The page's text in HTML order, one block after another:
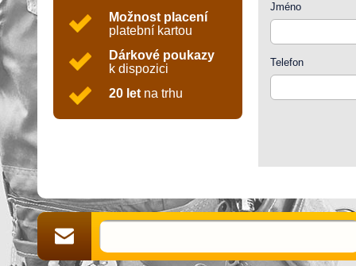
Možnost placení
platební kartou
Dárkové poukazy
k dispozici
20 let na trhu
Jméno
Telefon